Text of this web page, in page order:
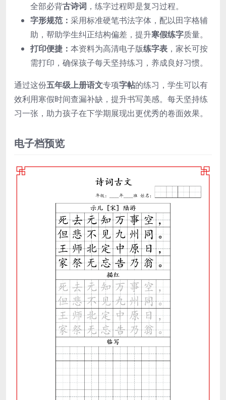
全部必背古诗词 ，练字过程即是复习过程。
字形规范： 采用标准硬笔书法字体，配以田字格辅
助，帮助学生纠正结构偏差，提升寒假练字质量。
打印便捷： 本资料为高清电子版练字表 ，家长可按
需打印，确保孩子每天坚持练习，养成良好习惯。
通过这份五年级上册语文专项字帖的练习，学生可以有
效利用寒假时间查漏补缺，提升书写美感。每天坚持练
习一张，助力孩子在下学期展现出更优秀的卷面效果。
电子档预览